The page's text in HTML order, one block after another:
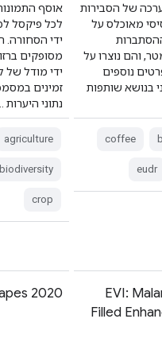
של הסבירות
מאוכלס על
ברזולוציה של 10 מטר, והם נוצרו על
נוספים
בנושא שותפות
coffee
eudr
אוסף
לכל פיקסל
ידי
ידי מודל של
זמינים
נתוני היערות …
agriculture
biodiversity
crop
EVI:
Filled
2020